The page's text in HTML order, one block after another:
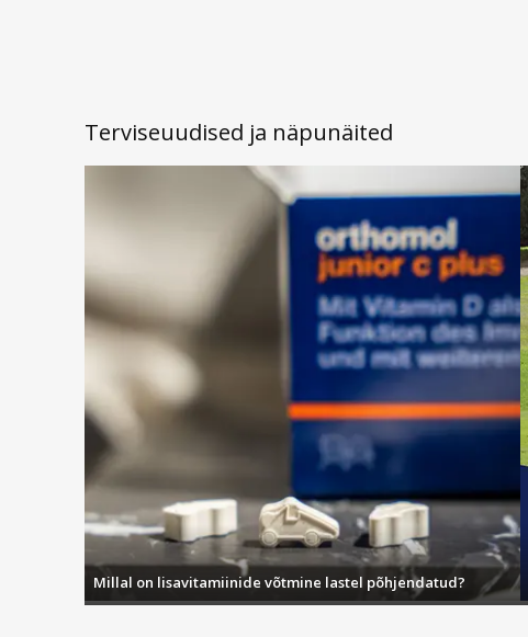
Terviseuudised ja näpunäited
Millal on lisavitamiinide võtmine lastel põhjendatud?